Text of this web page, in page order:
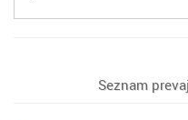
Seznam